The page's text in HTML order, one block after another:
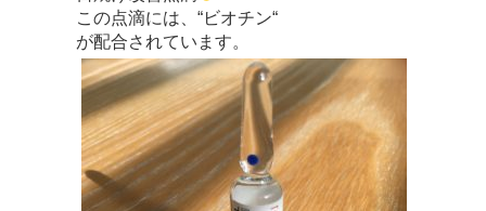
この点滴には、 “ビオチン“
が配合されています。